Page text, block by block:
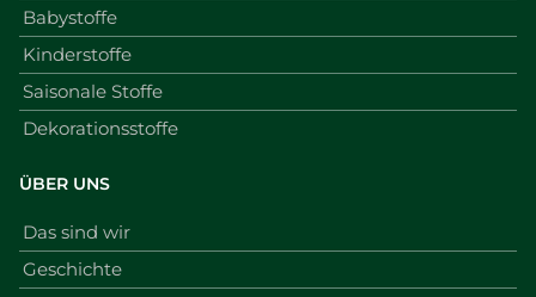
Babystoffe
Kinderstoffe
Saisonale Stoffe
Dekorationsstoffe
ÜBER UNS
Das sind wir
Geschichte